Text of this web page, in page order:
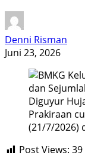
Denni Risman
Juni 23, 2026
Prakiraan
(21/7/2026)
Post Views: 39